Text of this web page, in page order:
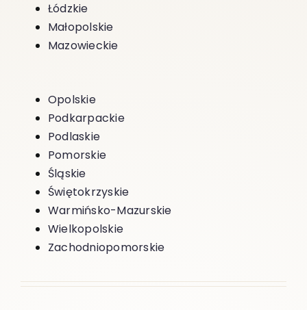
Łódzkie
Małopolskie
Mazowieckie
Opolskie
Podkarpackie
Podlaskie
Pomorskie
Śląskie
Świętokrzyskie
Warmińsko-Mazurskie
Wielkopolskie
Zachodniopomorskie